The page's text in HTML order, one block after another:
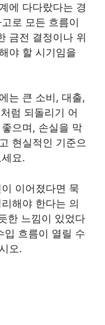
에 다다랐다는 경
로 모든 흐름이
금전 결정이나 위
야 할 시기임을
는 큰 소비, 대출,
럼 되돌리기 어
으며, 손실을 막
현실적인 기준으
요.
이어졌다면 묵
해야 한다는 의
한 느낌이 있었다
입 흐름이 열릴 수
오.